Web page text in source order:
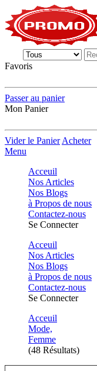
Favoris
Passer au panier
Mon Panier
Vider le Panier Acheter
Menu
Acceuil
Nos Articles
Nos Blogs
à Propos de nous
Contactez-nous
Se Connecter
Acceuil
Nos Articles
Nos Blogs
à Propos de nous
Contactez-nous
Se Connecter
Acceuil
Mode,
Femme
(48 Résultats)